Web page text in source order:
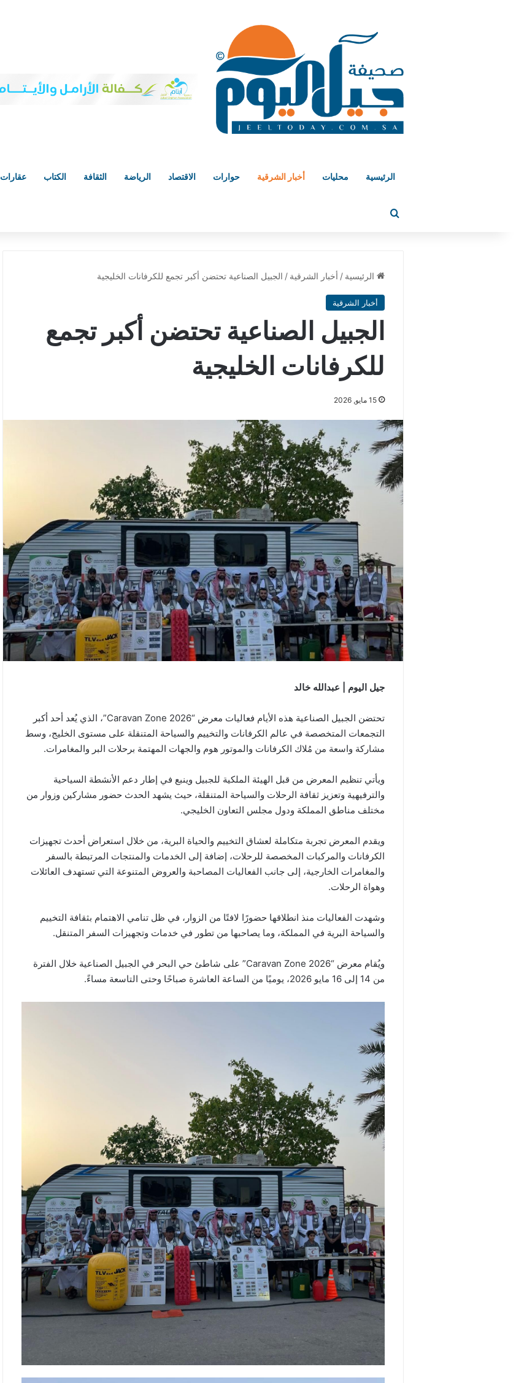
الرئيسية محليات أخبار الشرقية حوارات الاقتصاد الرياضة الثقافة الكتاب عقارات
الرئيسية / أخبار الشرقية / الجبيل الصناعية تحتضن أكبر تجمع للكرفانات الخليجية
أخبار الشرقية
الجبيل الصناعية تحتضن أكبر تجمع
للكرفانات الخليجية
15 مايو, 2026
جيل اليوم | عبدالله خالد
تحتضن الجبيل الصناعية هذه الأيام فعاليات معرض “Caravan Zone 2026”، الذي يُعد أحد أكبر
التجمعات المتخصصة في عالم الكرفانات والتخييم والسياحة المتنقلة على مستوى الخليج، وسط
مشاركة واسعة من مُلاك الكرفانات والموتور هوم والجهات المهتمة برحلات البر والمغامرات.
ويأتي تنظيم المعرض من قبل الهيئة الملكية للجبيل وينبع في إطار دعم الأنشطة السياحية
والترفيهية وتعزيز ثقافة الرحلات والسياحة المتنقلة، حيث يشهد الحدث حضور مشاركين وزوار من
مختلف مناطق المملكة ودول مجلس التعاون الخليجي.
ويقدم المعرض تجربة متكاملة لعشاق التخييم والحياة البرية، من خلال استعراض أحدث تجهيزات
الكرفانات والمركبات المخصصة للرحلات، إضافة إلى الخدمات والمنتجات المرتبطة بالسفر
والمغامرات الخارجية، إلى جانب الفعاليات المصاحبة والعروض المتنوعة التي تستهدف العائلات
وهواة الرحلات.
وشهدت الفعاليات منذ انطلاقها حضورًا لافتًا من الزوار، في ظل تنامي الاهتمام بثقافة التخييم
والسياحة البرية في المملكة، وما يصاحبها من تطور في خدمات وتجهيزات السفر المتنقل.
ويُقام معرض “Caravan Zone 2026” على شاطئ حي البحر في الجبيل الصناعية خلال الفترة
من 14 إلى 16 مايو 2026، يوميًا من الساعة العاشرة صباحًا وحتى التاسعة مساءً.